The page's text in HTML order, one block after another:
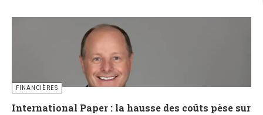
FINANCIÈRES
International Paper : la hausse des coûts pèse sur